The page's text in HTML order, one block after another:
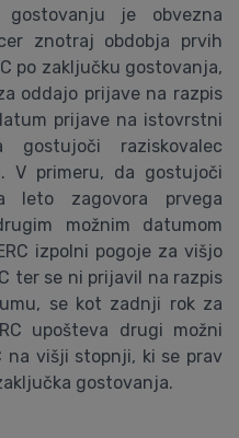
gostovanju je obvezna
znotraj obdobja prvih
po zaključku gostovanja,
oddajo prijave na razpis
prijave na istovrstni
gostujoči raziskovalec
V primeru, da gostujoči
leto zagovora prvega
možnim datumom
izpolni pogoje za višjo
ter se ni prijavil na razpis
se kot zadnji rok za
upošteva drugi možni
na višji stopnji, ki se prav
gostovanja.